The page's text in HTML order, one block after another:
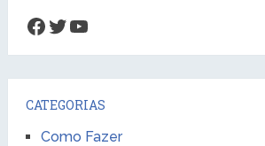
Facebook
Twitter
Youtube
CATEGORIAS
Como Fazer